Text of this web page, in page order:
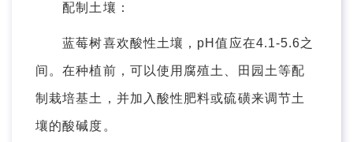
配制土壤：
蓝莓树喜欢酸性土壤，pH值应在4.1-5.6之
间。在种植前，可以使用腐殖土、田园土等配
制栽培基土，并加入酸性肥料或硫磺来调节土
壤的酸碱度。